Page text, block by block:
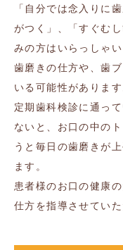
「自分では念入りに
がつく」、「すぐむ
みの方はいらっしゃ
歯磨きの仕方や、歯
いる可能性があります
定期歯科検診に通っ
ないと、お口の中の
うと毎日の歯磨きが
ます。
患者様のお口の健康
仕方を指導させていた